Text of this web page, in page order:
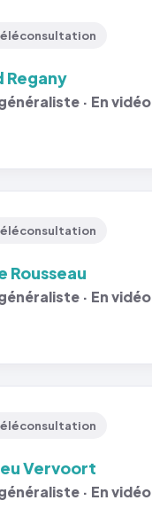
Regany
· En vidéo
Rousseau
· En vidéo
Vervoort
· En vidéo